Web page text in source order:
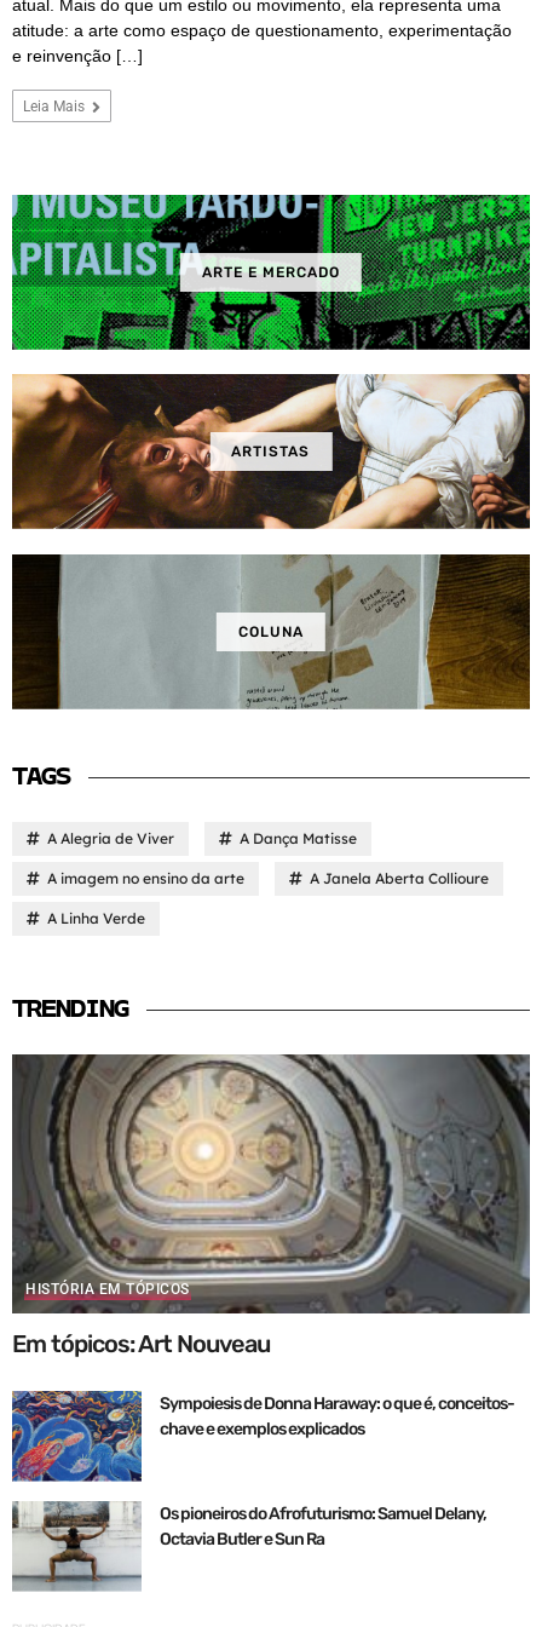
atual. Mais do que um estilo ou movimento, ela representa uma
atitude: a arte como espaço de questionamento, experimentação
e reinvenção […]
Leia Mais
ARTE E MERCADO
ARTISTAS
COLUNA
TAGS
A Alegria de Viver A Dança Matisse
A imagem no ensino da arte A Janela Aberta Collioure
A Linha Verde
TRENDING
HISTÓRIA EM TÓPICOS
Em tópicos: Art Nouveau
Sympoiesis de Donna Haraway: o que é, conceitos-
chave e exemplos explicados
Os pioneiros do Afrofuturismo: Samuel Delany,
Octavia Butler e Sun Ra